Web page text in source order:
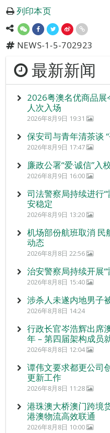
列印本页
NEWS-1-5-702923
最新新闻
2026粤澳名优商品
人次入场
2026年8月9日 19:31
保安司与青年清茶谈
2026年8月9日 17:47
廉政公署“爱‧诚信”
2026年8月9日 16:00
司法警察局持续进行
安稳定
2026年8月9日 13:20
机场部份航班取消 民
动态
2026年8月8日 22:56
治安警察局持续开展
2026年8月8日 15:40
涉杀人未遂内地男子
2026年8月8日 14:24
行政长官岑浩辉出席
年 – 第四届架构成员
2026年8月8日 12:04
谭伟文要求都更公司
更新工作
2026年8月8日 11:28
港珠澳大桥澳门跨境
港澳物流高效联通
2026年8月8日 10:00